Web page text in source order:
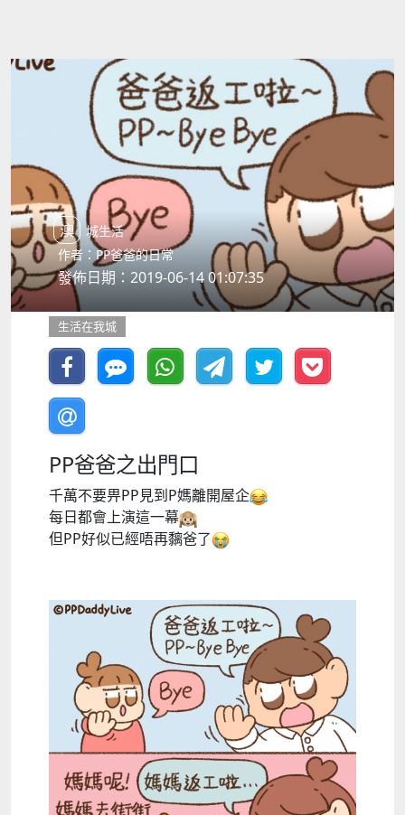
澳城生活
作者：PP爸爸的日常
發佈日期：2019-06-14 01:07:35
生活在我城
PP爸爸之出門口
千萬不要畀PP見到P媽離開屋企
每日都會上演這一幕
但PP好似已經唔再黐爸了